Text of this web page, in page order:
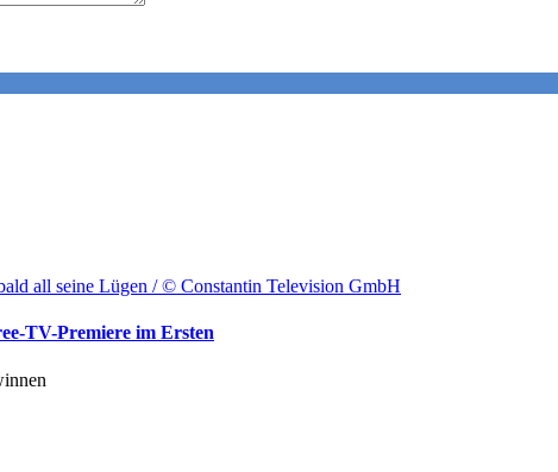
all seine Lügen / © Constantin Television GmbH
TV-Premiere im Ersten